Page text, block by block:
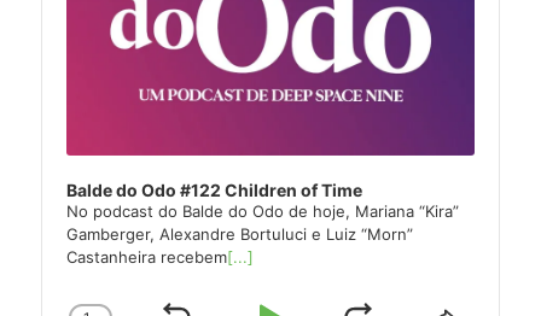
Balde do Odo #122 Children of Time
No podcast do Balde do Odo de hoje, Mariana “Kira”
Gamberger, Alexandre Bortuluci e Luiz “Morn”
Castanheira recebem[...]